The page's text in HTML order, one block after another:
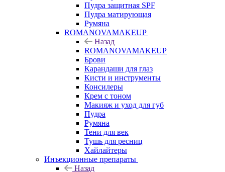
Пудра защитная SPF
Пудра матирующая
Румяна
ROMANOVAMAKEUP
Назад
ROMANOVAMAKEUP
Брови
Карандаши для глаз
Кисти и инструменты
Консилеры
Крем с тоном
Макияж и уход для губ
Пудра
Румяна
Тени для век
Тушь для ресниц
Хайлайтеры
Инъекционные препараты
Назад